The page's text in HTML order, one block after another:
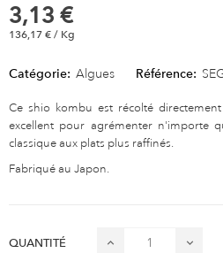
3,13 €
136,17 € / Kg
Catégorie: Algues Référence:
Ce shio kombu est récolté
excellent pour agrémenter n'importe
classique aux plats plus raffinés.
Fabriqué au Japon.
QUANTITÉ